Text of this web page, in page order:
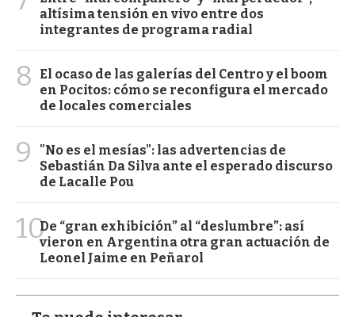
altísima tensión en vivo entre dos
integrantes de programa radial
8
El ocaso de las galerías del Centro y el boom
en Pocitos: cómo se reconfigura el mercado
de locales comerciales
9
"No es el mesías": las advertencias de
Sebastián Da Silva ante el esperado discurso
de Lacalle Pou
10De “gran exhibición” al “deslumbre”: así
vieron en Argentina otra gran actuación de
Leonel Jaime en Peñarol